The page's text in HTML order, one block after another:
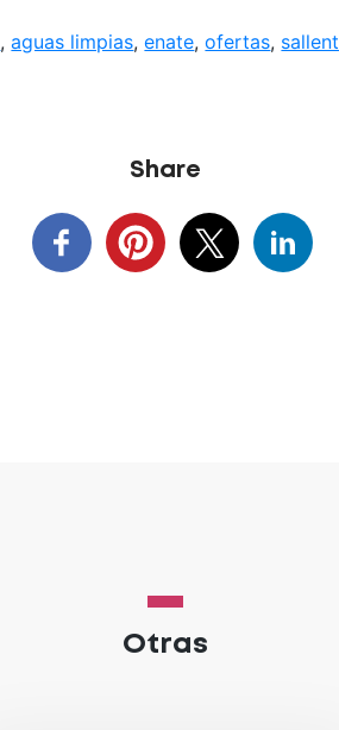
,aguas limpias,enate,ofertas, sallent
Share
Otras